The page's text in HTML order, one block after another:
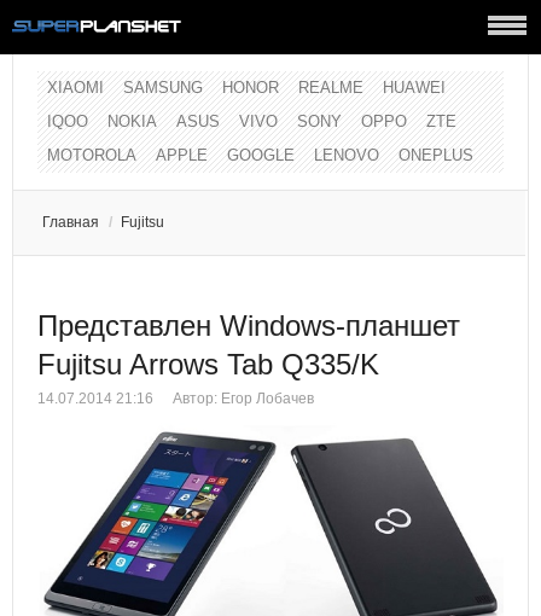
XIAOMI SAMSUNG HONOR REALME
HUAWEI
IQOO
NOKIA ASUS VIVO SONY OPPO
ZTE
MOTOROLA
APPLE GOOGLE LENOVO ONEPLUS
Главная / Fujitsu
Представлен Windows-планшет
Fujitsu Arrows Tab Q335/K
14.07.2014 21:16 Автор: Егор Лобачев